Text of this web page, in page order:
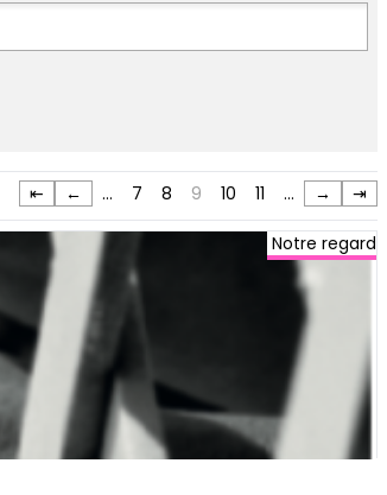
⇤ ← … 7 8 9 10 11 … → ⇥
Notre regard